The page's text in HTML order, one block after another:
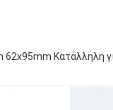
Κατάλληλη